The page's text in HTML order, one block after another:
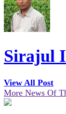
Sirajul
View All Post
More News Of